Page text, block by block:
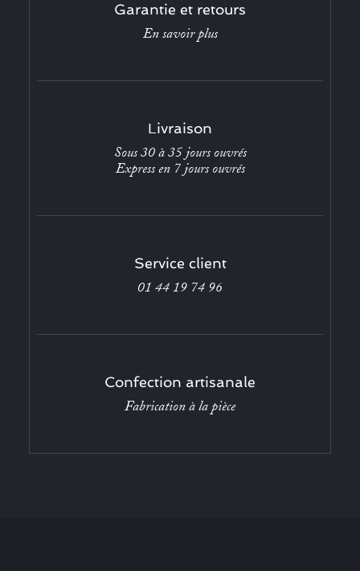
Garantie et retours
En savoir plus
Livraison
Sous 30 à 35 jours ouvrés
Express en 7 jours ouvrés
Service client
01 44 19 74 96
Confection artisanale
Fabrication à la pièce